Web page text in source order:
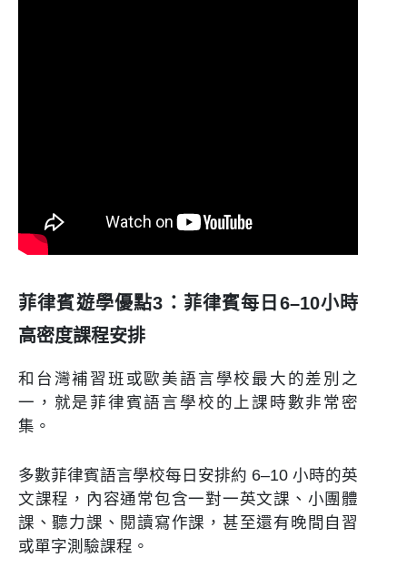
菲律賓遊學優點3：菲律賓每日6–10小時
高密度課程安排
和台灣補習班或歐美語言學校最大的差別之
一，就是菲律賓語言學校的上課時數非常密
集。
多數菲律賓語言學校每日安排約 6–10 小時的英
文課程，內容通常包含一對一英文課、小團體
課、聽力課、閱讀寫作課，甚至還有晚間自習
或單字測驗課程。